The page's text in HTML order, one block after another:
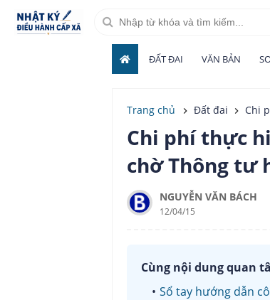
ĐẤT ĐAI VĂN BẢN
Trang chủ Đất đai Chi
Chi phí thực
chờ Thông tư
NGUYỄN VĂN BÁCH
12/04/15
Cùng nội dung quan
Sổ tay hướng dẫn